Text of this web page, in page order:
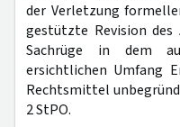
der Verletzung
gestützte Revision
Sachrüge in dem
ersichtlichen Umfang
Rechtsmittel
2 StPO.